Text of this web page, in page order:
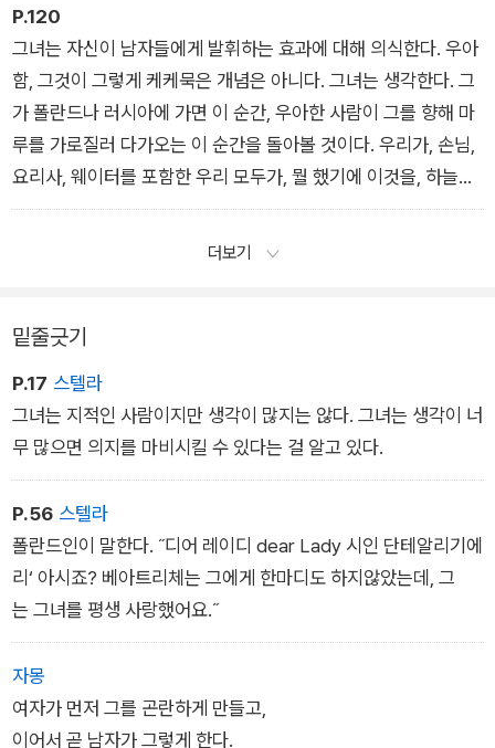
요? 시간은 아무것도 아니에요. 우리에게는 기억이 있어요. 기억
에는 시간이 없어요. 나는 당신을 기억 속에 넣어둘 거요. 그리고
당신도, 어쩌면 당신도 나를 기억할지 모르죠.”
P.120
그녀는 자신이 남자들에게 발휘하는 효과에 대해 의식한다. 우아
함, 그것이 그렇게 케케묵은 개념은 아니다. 그녀는 생각한다. 그
가 폴란드나 러시아에 가면 이 순간, 우아한 사람이 그를 향해 마
루를 가로질러 다가오는 이 순간을 돌아볼 것이다. 우리가, 손님,
요리사, 웨이터를 포함한 우리 모두가, 뭘 했기에 이것을, 하늘에
서 내려오며 우리에게 밝음을 발산하는 우아함을 누릴 자격이 있
는 것일까? 그는 이렇게 생각할 것이다.
더보기
밑줄긋기
P.17 스텔라
그녀는 지적인 사람이지만 생각이 많지는 않다. 그녀는 생각이 너
무 많으면 의지를 마비시킬 수 있다는 걸 알고 있다.
P.56 스텔라
폴란드인이 말한다. ˝디어 레이디 dear Lady 시인 단테알리기에
리‘ 아시죠? 베아트리체는 그에게 한마디도 하지않았는데, 그
는 그녀를 평생 사랑했어요.˝
자몽
여자가 먼저 그를 곤란하게 만들고,
이어서 곧 남자가 그렇게 한다.